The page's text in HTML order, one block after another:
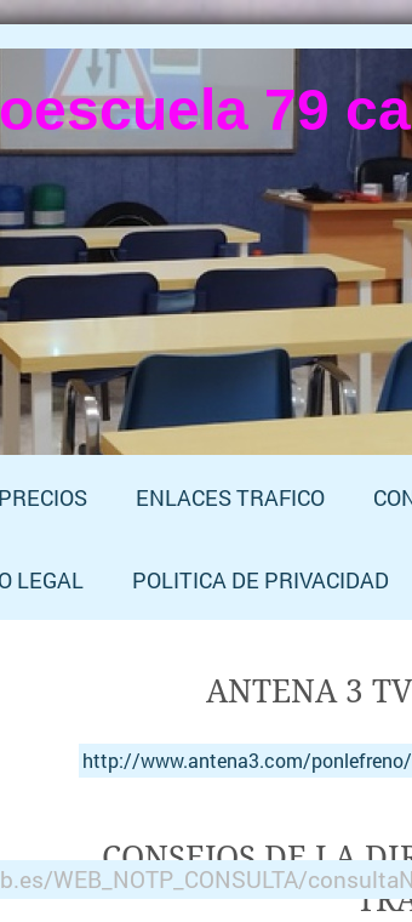
79
PRECIOS ENLACES TRAFICO
LEGAL POLITICA DE PRIVACIDAD
ANTENA 3
http://www.antena3.com/ponlefreno/
CONSEJOS DE LA
WEB_NOTP_CONSULTA/